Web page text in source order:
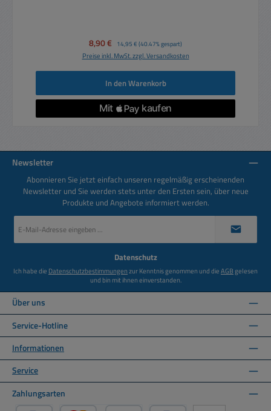
Verkaufspreis:
8,90 € Regulärer Preis:
14,95 € (40.47% gespart)
Preise inkl. MwSt. zzgl. Versandkosten
In den Warenkorb
Newsletter
Abonnieren Sie jetzt einfach unseren regelmäßig erscheinenden
Newsletter und Sie werden stets unter den Ersten sein, über neue
Produkte und Angebote informiert werden.
Mail-
Datenschutz
Ich habe die Datenschutzbestimmungenzur Kenntnis genommen und dieAGBgelesen
und bin mit ihnen einverstanden.
Über uns
Service-Hotline
Informationen
Service
Zahlungsarten